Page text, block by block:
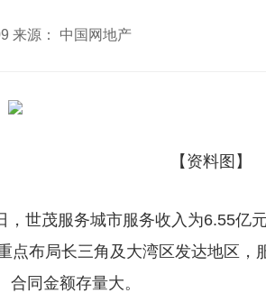
来源： 中国网地产
【资料图】
，世茂服务城市服务收入为6.55亿
点布局长三角及大湾区发达地区
同金额存量大。